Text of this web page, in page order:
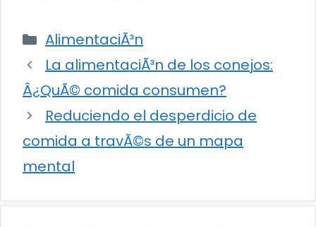
Categorías
AlimentaciÃ³n
La alimentaciÃ³n de los conejos:
Â¿QuÃ© comida consumen?
Reduciendo el desperdicio de
comida a travÃ©s de un mapa
mental